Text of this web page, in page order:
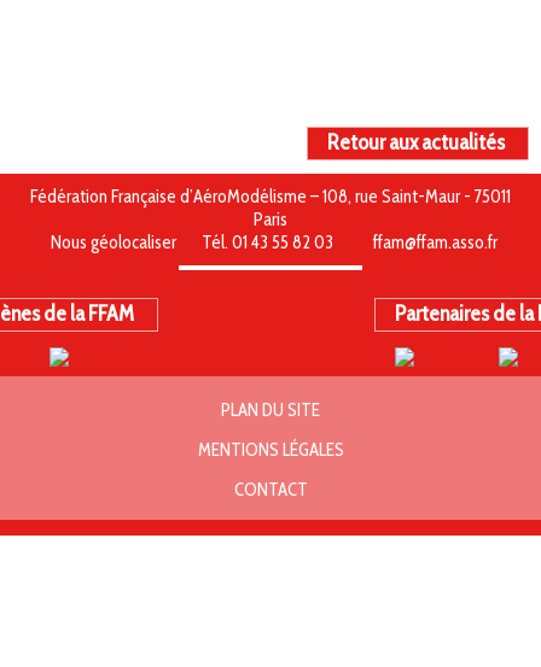
Retour aux actualités
Fédération Française d’AéroModélisme – 108, rue Saint-Maur - 75011
Paris
Nous géolocaliser
Tél. 01 43 55 82 03 ffam@ffam.asso.fr
de la FFAM Partenaires de la
PLAN DU SITE
MENTIONS LÉGALES
CONTACT